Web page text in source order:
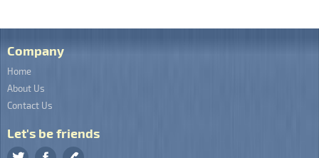
Company
Home
About Us
Contact Us
Let's be friends